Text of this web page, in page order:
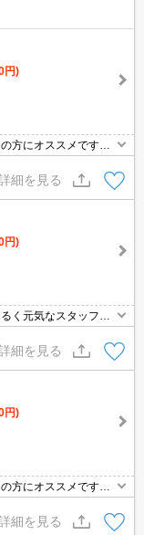
円)
方にオススメです。
しはタウンハウジン
細を見る
円)
く元気なスタッフが
で見学・接客可能で
細を見る
円)
方にオススメです。
しはタウンハウジン
細を見る